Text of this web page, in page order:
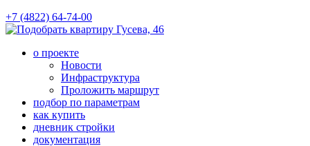
+7 (4822) 64-74-00
Гусева, 46
о проекте
Новости
Инфраструктура
Проложить маршрут
подбор по параметрам
как купить
дневник стройки
документация